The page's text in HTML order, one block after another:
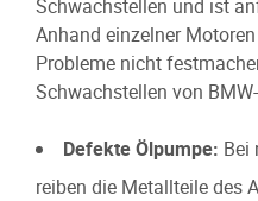
Schwachstellen und ist
Anhand einzelner
Probleme nicht
Schwachstellen von
Defekte Ölpumpe: Bei
reiben die Metallteile des